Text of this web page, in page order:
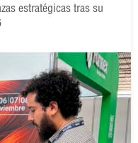
estratégicas tras su